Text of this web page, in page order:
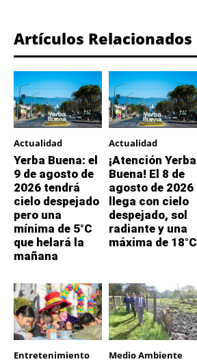
Artículos Relacionados
Actualidad
Yerba Buena: el
9 de agosto de
2026 tendrá
cielo despejado
pero una
mínima de 5°C
que helará la
mañana
Actualidad
¡Atención Yerba
Buena! El 8 de
agosto de 2026
llega con cielo
despejado, sol
radiante y una
máxima de 18°C
Entretenimiento Medio Ambiente